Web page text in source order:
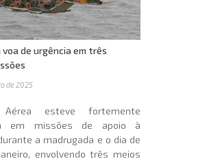
voa de urgência em três
de 2025
esteve fortemente
em missões de apoio à
a madrugada e o dia de
envolvendo três meios